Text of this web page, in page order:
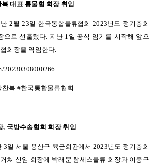
대표 통물협 회장 취임
2 월23일 한국통합물류협회 2023년도 정기총회
으로 선출됐다. 지난 1 일 공식 임기를 시작해 앞으
회장을 역임한다.
20230308000266
찬복 #한국통합물류협회
, 국방수송협회 회장 취임
3일 서울 용산구 육군회관에서 2023년도 정기총회
쳐 신임 회장에 박래문 람세스물류 회장과 이종구